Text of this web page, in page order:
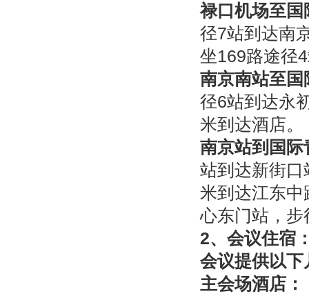
禄口机场至
径7站到达南
坐169路途径
南京南站至
径6站到达永
米到达酒店。
南京站到国
站到达新街
米到达江东
心东门站，
2、会议住宿
会议提供以
主会场酒店：